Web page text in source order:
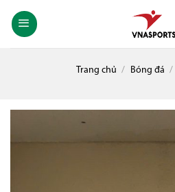
Trang chủ / Bóng đá /